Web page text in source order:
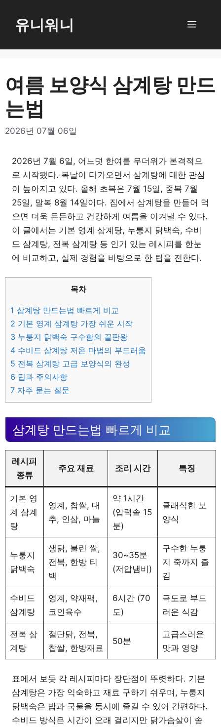
로
뛰
유니워니 메
여름 보양식 삼계탕 만드
는법
2026년 07월 06일
2026년 7월 6일, 어느덧 한여름 무더위가 본격적으
로 시작됐다. 복날이 다가오면서 삼계탕에 대한 관심
이 높아지고 있다. 올해 초복은 7월 15일, 중복 7월
25일, 말복 8월 14일이다. 집에서 삼계탕을 만들어 먹
으면 더욱 든든하고 건강하게 여름을 이겨낼 수 있다.
이 글에서는 기본 영계 삼계탕, 누룽지 닭백숙, 수비
드 삼계탕, 전복 삼계탕 등 인기 있는 레시피를 한눈
에 비교하고, 실제 경험을 바탕으로 한 팁을 전한다.
목차
1 삼계탕 만드는법 빠르게 비교
2 기본 영계 삼계탕 가장 쉬운 시작
3 누룽지 닭백숙 구수함의 끝판왕
4 수비드 삼계탕 저온 마법의 부드러움
5 전복 삼계탕 고급 보양식의 완성
6 팁과 주의사항
7 자주 묻는 질문
삼계탕 만드는법 빠르게 비교
레시피
종류
주요 재료 조리 시간 특징
기본 영
계 삼계
탕
영계, 찹쌀, 대
추, 인삼, 마늘
약 1시간
(압력솥 15
분)
클래식한 보
양식
누룽지
닭백숙
생닭, 불린 쌀,
전복, 한방 티
백
30~35분
(저압냄비)
구수한 누룽
지 죽까지 즐
김
수비드
삼계탕
영계, 약재팩,
코인육수
6시간 (70
도)
극도로 부드
러운 식감
전복 삼
계탕
절단닭, 전복,
찹쌀, 한방재료
50분
고급스러운
맛과 영양
표에서 보듯 각 레시피마다 장단점이 뚜렷하다. 기본
삼계탕은 가장 익숙하고 재료 구하기 쉬우며, 누룽지
닭백숙은 밥과 국물을 동시에 즐길 수 있어 간편하다.
수비드 방식은 시간이 오래 걸리지만 닭가슴살이 솜